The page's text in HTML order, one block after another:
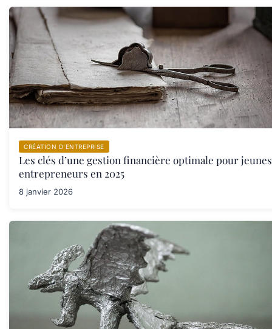
CRÉATION D’ENTREPRISE
Les clés d’une gestion financière optimale pour jeunes
entrepreneurs en 2025
8 janvier 2026